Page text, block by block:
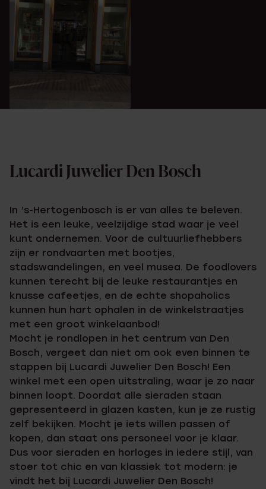
Lucardi Juwelier Den Bosch
In ’s-Hertogenbosch is er van alles te beleven.
Het is een leuke, veelzijdige stad waar je veel
kunt ondernemen. Voor de cultuurliefhebbers
zijn er rondvaarten met bootjes,
stadswandelingen, en veel musea. De foodlovers
kunnen terecht bij de leuke restaurantjes en
knusse cafeetjes, en de echte shopaholics
kunnen hun hart ophalen in de winkelstraatjes
met een groot winkelaanbod!
Mocht je rondlopen in het centrum van Den
Bosch, vergeet dan niet om ook even binnen te
stappen bij Lucardi Juwelier Den Bosch! Een
winkel met een open uitstraling, waar je zo naar
binnen loopt. Doordat alle sieraden staan
gepresenteerd in glazen kasten, kun je ze rustig
zelf bekijken. Mocht je iets willen passen of
kopen, dan staat ons personeel voor je klaar.
Dus voor sieraden en horloges in iedere stijl, van
stoer tot chic en van klassiek tot modern: je
vindt het bij Lucardi Juwelier Den Bosch!